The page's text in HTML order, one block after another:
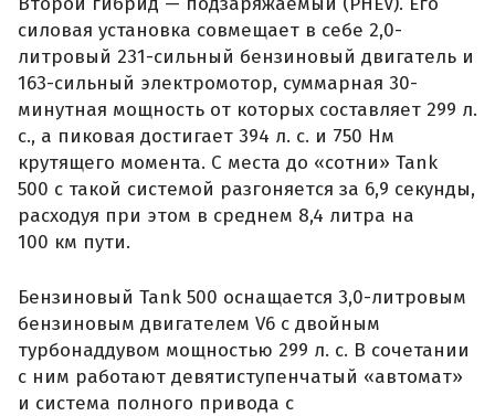
силовая установка совмещает в себе 2,0-
литровый 231-сильный бензиновый двигатель и
163-сильный электромотор, суммарная 30-
минутная мощность от которых составляет 299 л.
с., а пиковая достигает 394 л. с. и 750 Нм
крутящего момента. С места до «сотни» Tank
500 с такой системой разгоняется за 6,9 секунды,
расходуя при этом в среднем 8,4 литра на
100 км пути.
Бензиновый Tank 500 оснащается 3,0-литровым
бензиновым двигателем V6 с двойным
турбонаддувом мощностью 299 л. с. В сочетании
с ним работают девятиступенчатый «автомат»
и система полного привода с